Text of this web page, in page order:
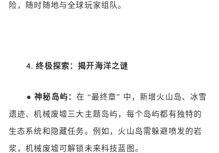
险，随时随地与全球玩家组队。
4.终极探索：揭开海洋之谜
● 神秘岛屿：在 “最终章” 中，新增火山岛、冰雪
遗迹、机械废墟三大主题岛屿，每个岛屿都有独特的
生态系统和隐藏任务。例如，火山岛需躲避喷发的岩
浆，机械废墟可解锁未来科技蓝图。